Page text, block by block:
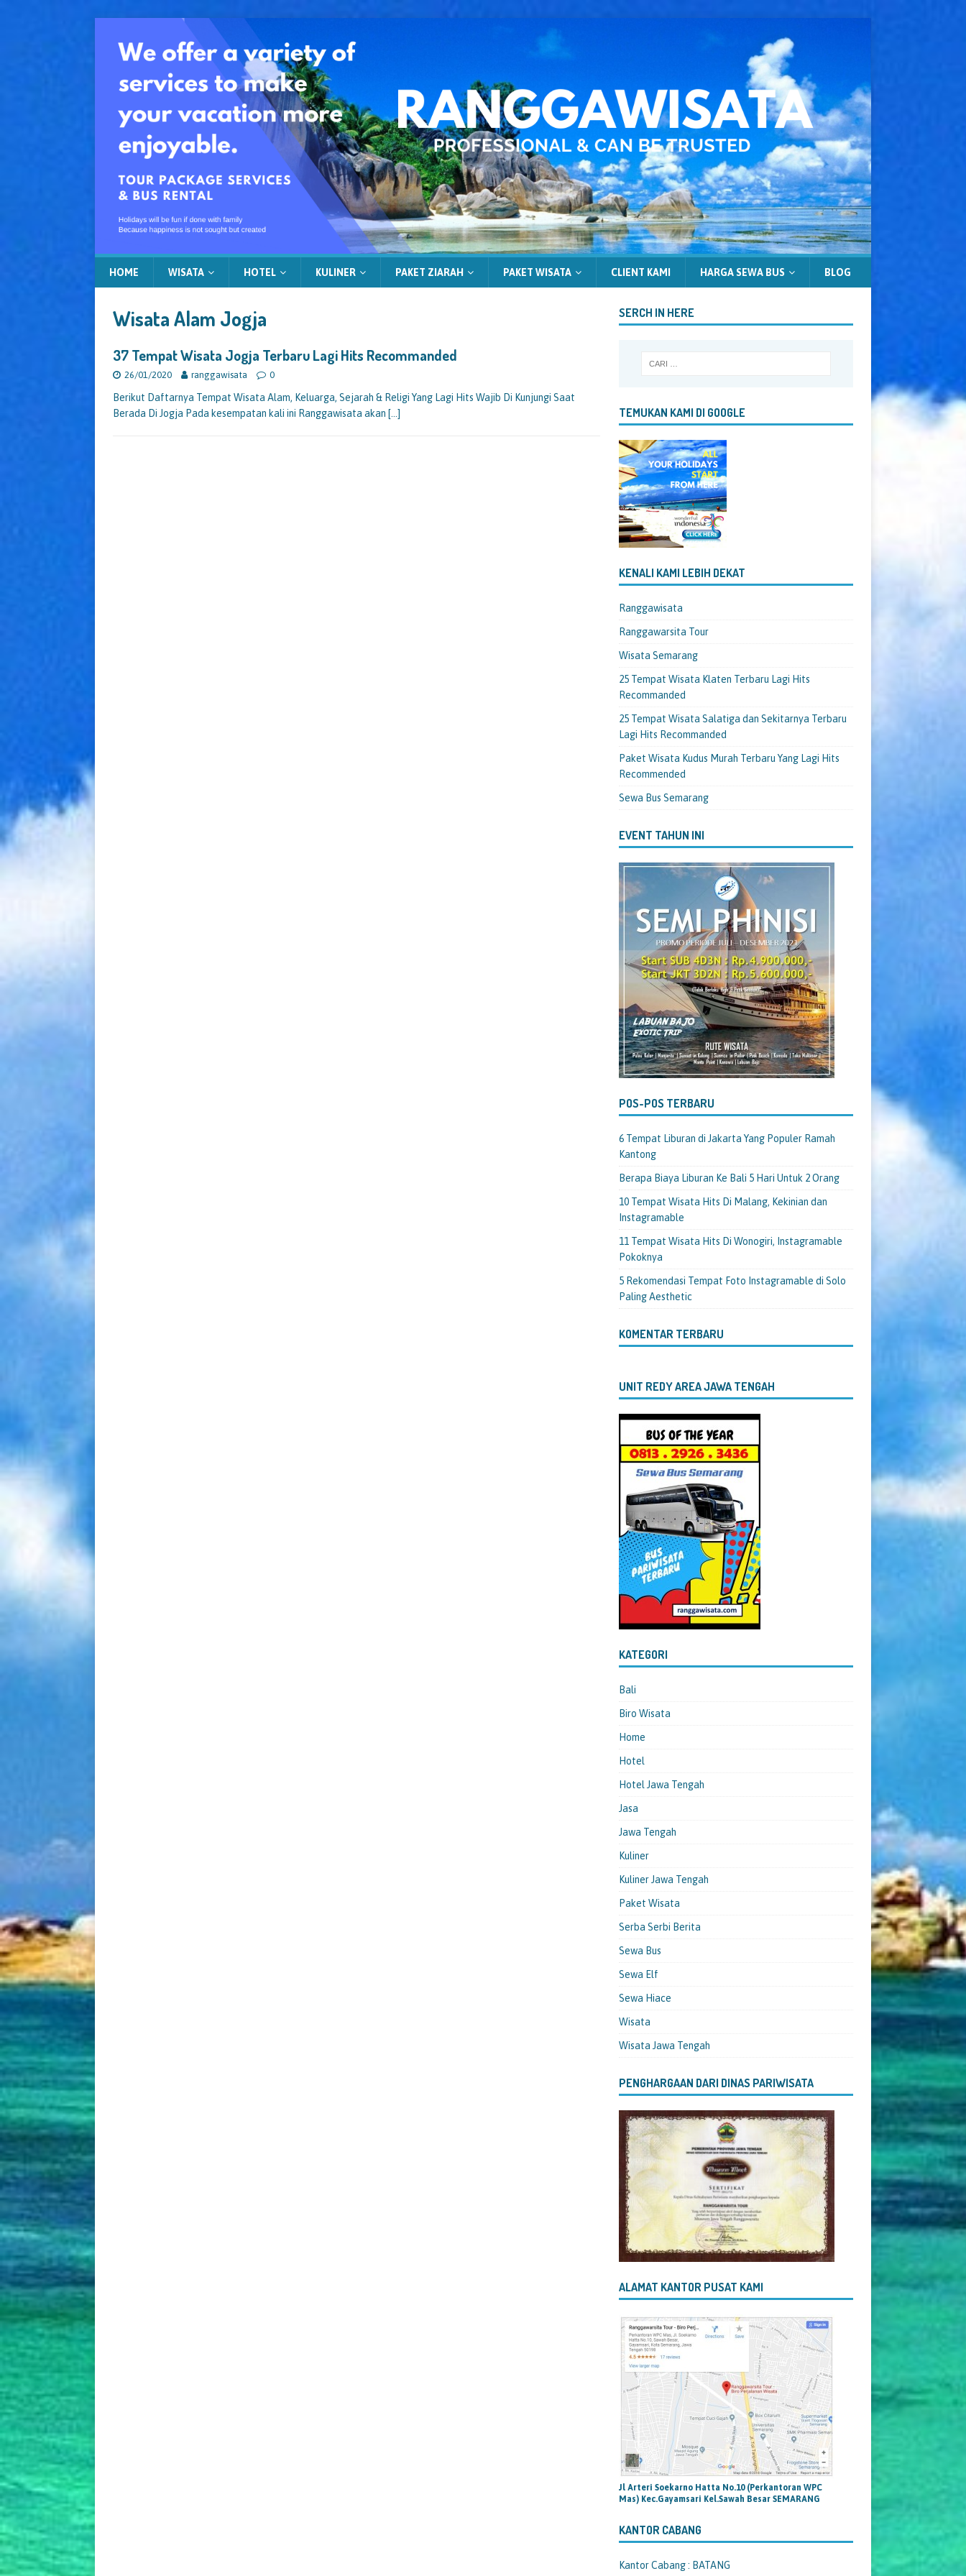
HOME WISATA HOTEL KULINER PAKET ZIARAH PAKET WISATA CLIENT KAMI HARGA SEWA BUS BLOG
Wisata Alam Jogja
37 Tempat Wisata Jogja Terbaru Lagi Hits Recommanded
26/01/2020 ranggawisata 0
Berikut Daftarnya Tempat Wisata Alam, Keluarga, Sejarah & Religi Yang Lagi Hits Wajib Di Kunjungi Saat
Berada Di Jogja Pada kesempatan kali ini Ranggawisata akan […]
SERCH IN HERE
TEMUKAN KAMI DI GOOGLE
KENALI KAMI LEBIH DEKAT
Ranggawisata
Ranggawarsita Tour
Wisata Semarang
25 Tempat Wisata Klaten Terbaru Lagi Hits
Recommanded
25 Tempat Wisata Salatiga dan Sekitarnya Terbaru
Lagi Hits Recommanded
Paket Wisata Kudus Murah Terbaru Yang Lagi Hits
Recommended
Sewa Bus Semarang
EVENT TAHUN INI
POS-POS TERBARU
6 Tempat Liburan di Jakarta Yang Populer Ramah
Kantong
Berapa Biaya Liburan Ke Bali 5 Hari Untuk 2 Orang
10 Tempat Wisata Hits Di Malang, Kekinian dan
Instagramable
11 Tempat Wisata Hits Di Wonogiri, Instagramable
Pokoknya
5 Rekomendasi Tempat Foto Instagramable di Solo
Paling Aesthetic
KOMENTAR TERBARU
UNIT REDY AREA JAWA TENGAH
KATEGORI
Bali
Biro Wisata
Home
Hotel
Hotel Jawa Tengah
Jasa
Jawa Tengah
Kuliner
Kuliner Jawa Tengah
Paket Wisata
Serba Serbi Berita
Sewa Bus
Sewa Elf
Sewa Hiace
Wisata
Wisata Jawa Tengah
PENGHARGAAN DARI DINAS PARIWISATA
ALAMAT KANTOR PUSAT KAMI
Jl Arteri Soekarno Hatta No.10 (Perkantoran WPC
Mas) Kec.Gayamsari Kel.Sawah Besar SEMARANG
KANTOR CABANG
Kantor Cabang : BATANG